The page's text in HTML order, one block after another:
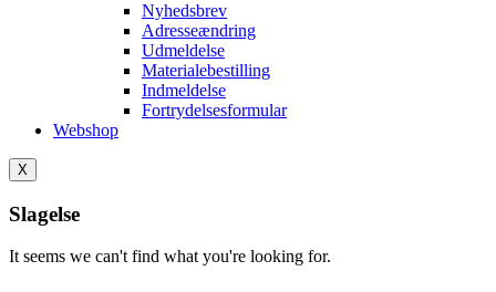
Nyhedsbrev
Adresseændring
Udmeldelse
Materialebestilling
Indmeldelse
Fortrydelsesformular
Webshop
X
Slagelse
It seems we can't find what you're looking for.